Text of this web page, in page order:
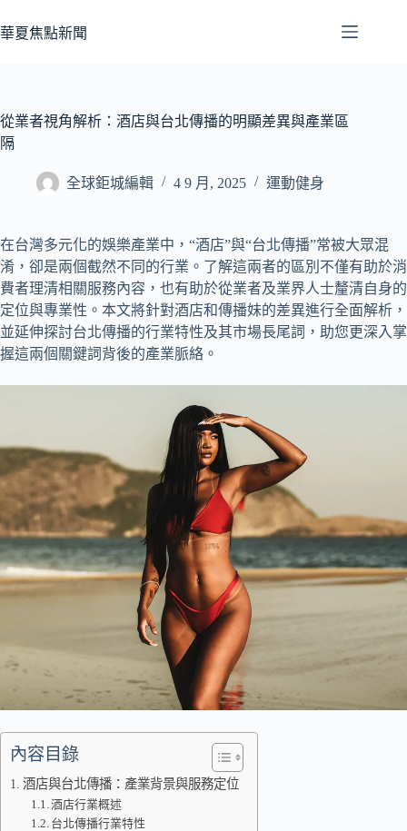
至
容
華夏焦點新聞
從業者視角解析：酒店與台北傳播的明顯差異與產業區
隔
全球鉅城編輯 4 9 月, 2025 運動健身
在台灣多元化的娛樂產業中，“酒店”與“台北傳播”常被大眾混
淆，卻是兩個截然不同的行業。了解這兩者的區別不僅有助於消
費者理清相關服務內容，也有助於從業者及業界人士釐清自身的
定位與專業性。本文將針對酒店和傳播妹的差異進行全面解析，
並延伸探討台北傳播的行業特性及其市場長尾詞，助您更深入掌
握這兩個關鍵詞背後的產業脈絡。
內容目錄
酒店與台北傳播：產業背景與服務定位
酒店行業概述
台北傳播行業特性